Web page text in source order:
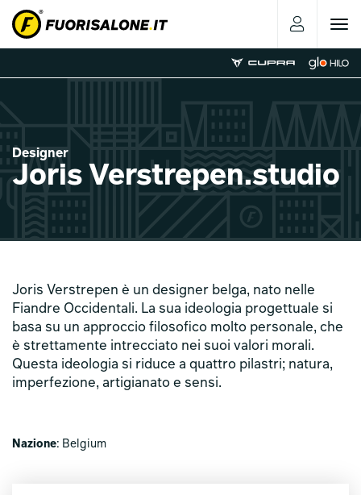
Toggle
Designer
Joris Verstrepen.studio
Joris Verstrepen è un designer belga, nato nelle
Fiandre Occidentali. La sua ideologia progettuale si
basa su un approccio filosofico molto personale, che
è strettamente intrecciato nei suoi valori morali.
Questa ideologia si riduce a quattro pilastri; natura,
imperfezione, artigianato e sensi.
Nazione: Belgium